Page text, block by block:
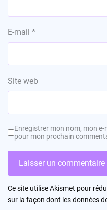
E-mail *
Site web
Enregistrer mon nom, mon
pour mon prochain
Ce site utilise Akismet pour
sur la façon dont les données